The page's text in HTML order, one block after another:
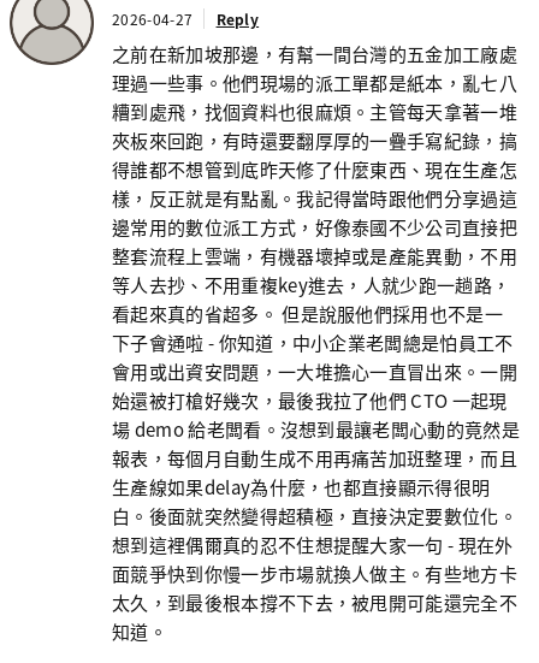
2026-04-27 Reply
之前在新加坡那邊，有幫一間台灣的五金加工廠處
理過一些事。他們現場的派工單都是紙本，亂七八
糟到處飛，找個資料也很麻煩。主管每天拿著一堆
夾板來回跑，有時還要翻厚厚的一疊手寫紀錄，搞
得誰都不想管到底昨天修了什麼東西、現在生產怎
樣，反正就是有點亂。我記得當時跟他們分享過這
邊常用的數位派工方式，好像泰國不少公司直接把
整套流程上雲端，有機器壞掉或是產能異動，不用
等人去抄、不用重複key進去，人就少跑一趟路，
看起來真的省超多。 但是說服他們採用也不是一
下子會通啦 - 你知道，中小企業老闆總是怕員工不
會用或出資安問題，一大堆擔心一直冒出來。一開
始還被打槍好幾次，最後我拉了他們 CTO 一起現
場 demo 給老闆看。沒想到最讓老闆心動的竟然是
報表，每個月自動生成不用再痛苦加班整理，而且
生產線如果delay為什麼，也都直接顯示得很明
白。後面就突然變得超積極，直接決定要數位化。
想到這裡偶爾真的忍不住想提醒大家一句 - 現在外
面競爭快到你慢一步市場就換人做主。有些地方卡
太久，到最後根本撐不下去，被甩開可能還完全不
知道。